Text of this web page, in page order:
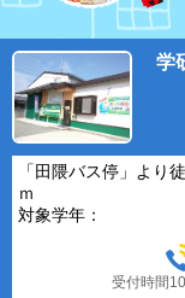
学
「田隈バス停」より
ｍ
対象学年：
受付時間